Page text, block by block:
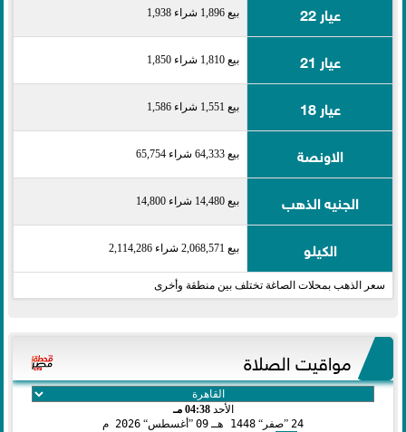
عيار 22 بيع 1,896 شراء 1,938
عيار 21 بيع 1,810 شراء 1,850
عيار 18 بيع 1,551 شراء 1,586
الاونصة بيع 64,333 شراء 65,754
الجنيه الذهب بيع 14,480 شراء 14,800
الكيلو بيع 2,068,571 شراء 2,114,286
سعر الذهب بمحلات الصاغة تختلف بين منطقة وأخرى
مواقيت الصلاة
الأحد04:38 مـ
24 صفر 1448 هـ 09 أغسطس 2026 م